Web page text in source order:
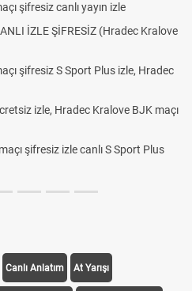
şifresiz canlı yayın izle
İZLE ŞİFRESİZ (Hradec Kralove
şifresiz S Sport Plus izle, Hradec
izle, Hradec Kralove BJK maçı
şifresiz izle canlı S Sport Plus
Canlı Anlatım At Yarışı